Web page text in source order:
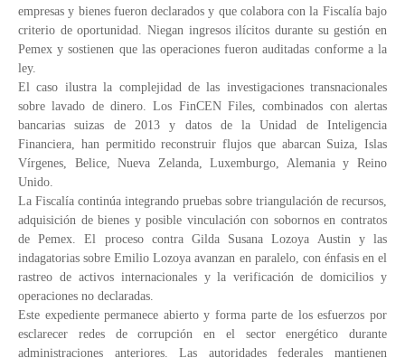
empresas y bienes fueron declarados y que colabora con la Fiscalía bajo
criterio de oportunidad. Niegan ingresos ilícitos durante su gestión en
Pemex y sostienen que las operaciones fueron auditadas conforme a la
ley.
El caso ilustra la complejidad de las investigaciones transnacionales
sobre lavado de dinero. Los FinCEN Files, combinados con alertas
bancarias suizas de 2013 y datos de la Unidad de Inteligencia
Financiera, han permitido reconstruir flujos que abarcan Suiza, Islas
Vírgenes, Belice, Nueva Zelanda, Luxemburgo, Alemania y Reino
Unido.
La Fiscalía continúa integrando pruebas sobre triangulación de recursos,
adquisición de bienes y posible vinculación con sobornos en contratos
de Pemex. El proceso contra Gilda Susana Lozoya Austin y las
indagatorias sobre Emilio Lozoya avanzan en paralelo, con énfasis en el
rastreo de activos internacionales y la verificación de domicilios y
operaciones no declaradas.
Este expediente permanece abierto y forma parte de los esfuerzos por
esclarecer redes de corrupción en el sector energético durante
administraciones anteriores. Las autoridades federales mantienen